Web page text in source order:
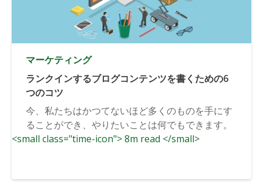
マーケティング
ランクインするブログコンテンツを書くための6
つのコツ
今、私たちはかつてないほど多くのものを手にす
ることができ、やりたいことは何でもできます。
<small class="time-icon"> 8m read </small>